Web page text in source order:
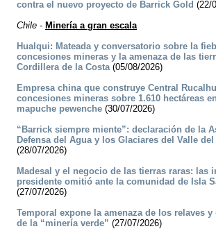
contra el nuevo proyecto de Barrick Gold (22/
Chile - Minería a gran escala
Hualqui: Mateada y conversatorio sobre la
concesiones mineras y la amenaza de las
Cordillera de la Costa(05/08/2026)
Empresa china que construye Central
concesiones mineras sobre 1.610 hectáreas
mapuche pewenche (30/07/2026)
“Barrick siempre miente”: declaración de la
Defensa del Agua y los Glaciares del Valle del
(28/07/2026)
Madesal y el negocio de las tierras raras: las
presidente omitió ante la comunidad de Isla
(27/07/2026)
Temporal expone la amenaza de los relaves
de la “minería verde” (27/07/2026)